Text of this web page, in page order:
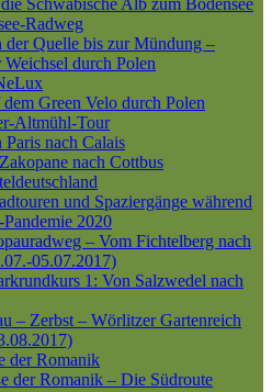
Radweg
der Quelle bis zur Mündung –
durch Polen
Green Velo durch Polen
Altmühl-Tour
Paris nach Calais
nach Cottbus
und Spaziergänge während
2020
– Vom Fichtelberg nach
05.07.2017)
1: Von Salzwedel nach
– Zerbst – Wörlitzer Gartenreich
der Romanik
der Romanik – Die Südroute